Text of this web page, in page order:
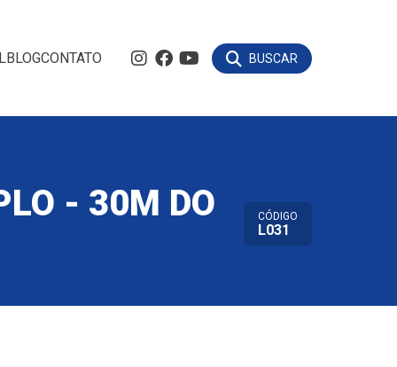
BLOGCONTATO BUSCAR
- 30M DO CÓDIGO
L031